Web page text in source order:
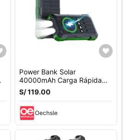
Power Bank Solar
40000mAh Carga Rápida
22.5W Inalámbrico
Resistente IP65 Verde
S/ 119.00
Oechsle